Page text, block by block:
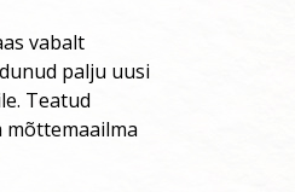
vabalt
palju uusi
Teatud